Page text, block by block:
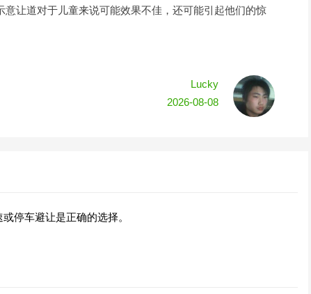
让道对于儿童来说可能效果不佳，还可能引起他们的惊
Lucky
2026-08-08
停车避让是正确的选择。